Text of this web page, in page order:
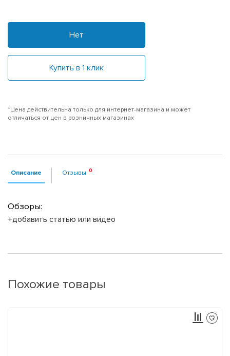
Нет
Купить в 1 клик
*Цена действительна только для интернет-магазина и может
отличаться от цен в розничных магазинах
Описание Отзывы
Обзоры:
+добавить статью или видео
Похожие товары